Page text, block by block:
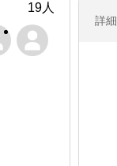
詳細
19人